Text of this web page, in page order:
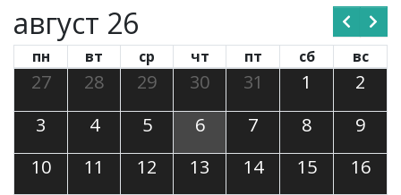
август 26
пн вт ср чт пт сб вс
27 28 29 30 31 1
2
3
4 5 6 7 8
9
10
11 12 13 14 15
16